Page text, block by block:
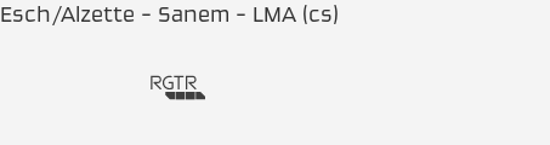
Esch/Alzette - Sanem - LMA (cs)